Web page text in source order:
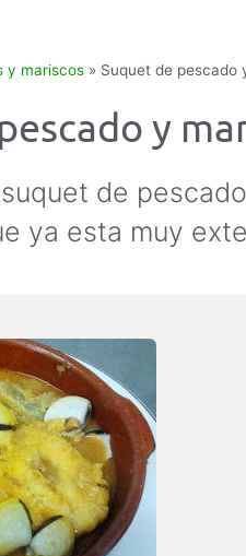
y mariscos » Suquet de pescado
y
de
ya esta muy